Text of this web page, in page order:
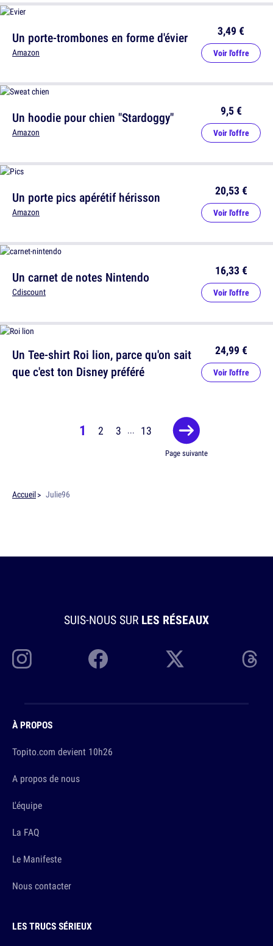
Un hoodie pour chien "Stardoggy"
Amazon
9,5 €
Voir l'offre
Un carnet de notes Nintendo
Cdiscount
16,33 €
Voir l'offre
Un porte-trombones en forme d'évier
Amazon
3,49 €
Voir l'offre
Un porte pics apérétif hérisson
Amazon
20,53 €
Voir l'offre
Un Tee-shirt Roi lion, parce qu'on sait
que c'est ton Disney préféré
24,99 €
Voir l'offre
1 2 3 ... 13
Page suivante
Accueil Julie96
SUIS-NOUS SUR LES RÉSEAUX
À PROPOS
Topito.com devient 10h26
A propos de nous
L'équipe
La FAQ
Le Manifeste
Nous contacter
LES TRUCS SÉRIEUX